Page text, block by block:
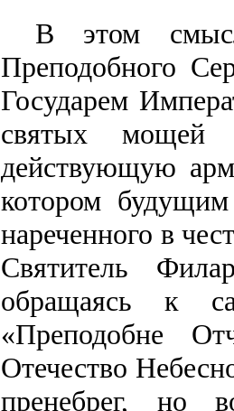
В этом
Преподобного
Государем
святых мощей
действующую
котором
нареченного в
Святитель
обращаясь к
«Преподобне
Отечество
пренебрег, но